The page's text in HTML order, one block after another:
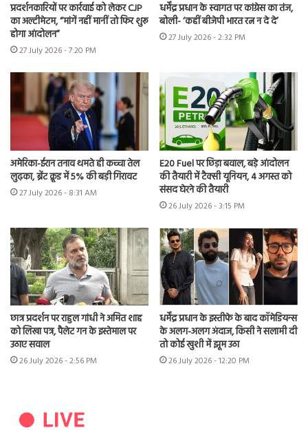
प्रदर्शनकारियों पर कार्रवाई को लेकर CJP
का अल्टीमेटम, “मांगें नहीं मानीं तो फिर शुरू
होगा आंदोलन”
27 July 2026 - 7:20 PM
धर्मेंद्र प्रधान के स्वागत पर कांग्रेस का तंज,
बोली- ‘कहीं बीजेपी भारत रत्न न दे दे’
27 July 2026 - 2:32 PM
अमेरिका-ईरान तनाव थमते ही कच्चा तेल
लुढ़का, ब्रेंट क्रूड में 5% की बड़ी गिरावट
27 July 2026 - 8:31 AM
E20 Fuel पर छिड़ा बवाल, बड़े आंदोलन
की तैयारी में टैक्सी यूनियन, 4 अगस्त को
संसद घेरने की तैयारी
26 July 2026 - 3:15 PM
छात्र प्रदर्शन पर राहुल गांधी ने अमित शाह
को लिखा पत्र, पैलेट गन के इस्तेमाल पर
उठाए सवाल
26 July 2026 - 2:56 PM
धर्मेंद्र प्रधान के इस्तीफे के बाद कॉमेडियन्स
के अलग-अलग अंदाज, किसी ने सलामी दी
तो कोई खुशी में झूम उठा
26 July 2026 - 12:20 PM